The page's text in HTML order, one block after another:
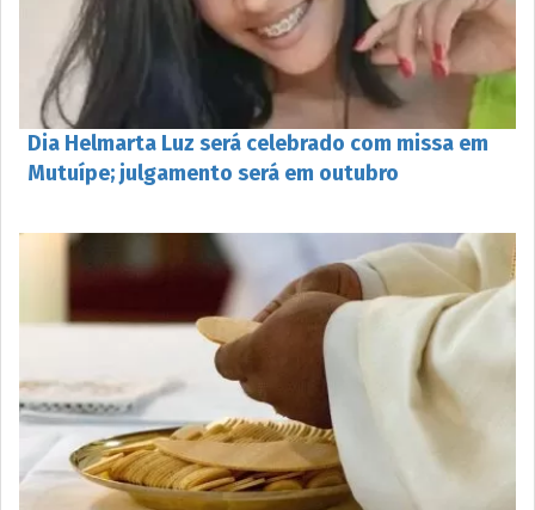
Dia Helmarta Luz será celebrado com missa em
Mutuípe; julgamento será em outubro